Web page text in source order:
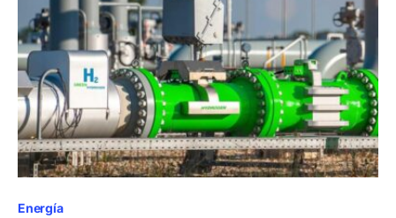
Energía